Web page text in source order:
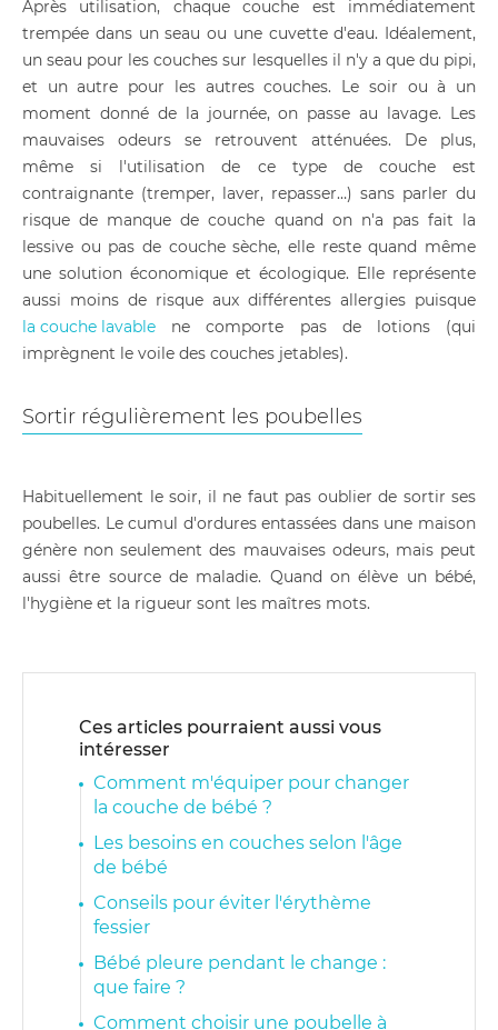
Après utilisation, chaque couche est immédiatement
trempée dans un seau ou une cuvette d'eau. Idéalement,
un seau pour les couches sur lesquelles il n'y a que du pipi,
et un autre pour les autres couches. Le soir ou à un
moment donné de la journée, on passe au lavage. Les
mauvaises odeurs se retrouvent atténuées. De plus,
même si l'utilisation de ce type de couche est
contraignante (tremper, laver, repasser…) sans parler du
risque de manque de couche quand on n'a pas fait la
lessive ou pas de couche sèche, elle reste quand même
une solution économique et écologique. Elle représente
aussi moins de risque aux différentes allergies puisque
la couche lavable ne comporte pas de lotions (qui
imprègnent le voile des couches jetables).
Sortir régulièrement les poubelles
Habituellement le soir, il ne faut pas oublier de sortir ses
poubelles. Le cumul d'ordures entassées dans une maison
génère non seulement des mauvaises odeurs, mais peut
aussi être source de maladie. Quand on élève un bébé,
l'hygiène et la rigueur sont les maîtres mots.
Ces articles pourraient aussi vous
intéresser
Comment m'équiper pour changer
la couche de bébé ?
Les besoins en couches selon l'âge
de bébé
Conseils pour éviter l'érythème
fessier
Bébé pleure pendant le change :
que faire ?
Comment choisir une poubelle à